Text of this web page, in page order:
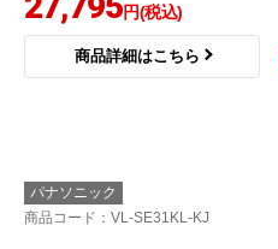
パナソニック
商品コード：VL-SE50KFA
27,795